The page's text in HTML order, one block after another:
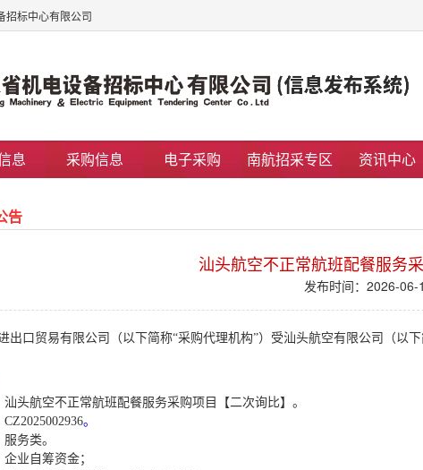
招标中心有限公司
息 采购信息 电子采购 南航招采专区 资讯中心
告
汕头航空不正常航班配餐服务
发布时间：2026-06-
出口贸易有限公司（以下简称“采购代理机构”）受汕头航空有限公司 （以
汕头航空不正常航班配餐服务采购项目【二次询比】 。
CZ2025002936。
服务类。
业自筹资金；